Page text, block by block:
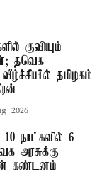
குவியும்
தவெக
தமிழகம்
2026
10 நாட்களில் 6
அரசுக்கு
கண்டனம்